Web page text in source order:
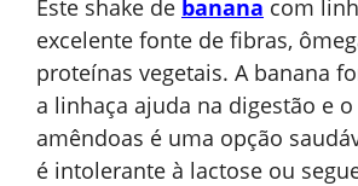
Este shake de banana com
excelente fonte de fibras,
proteínas vegetais. A banana
a linhaça ajuda na digestão e
amêndoas é uma opção
é intolerante à lactose ou